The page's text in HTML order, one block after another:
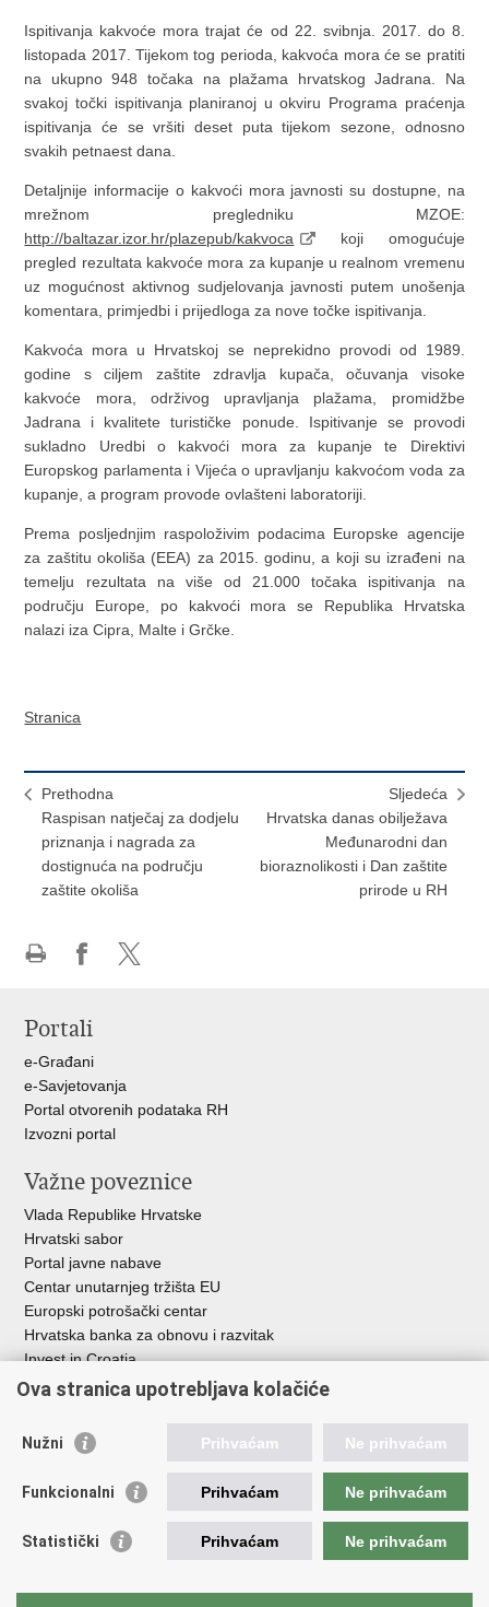
Ispitivanja kakvoće mora trajat će od 22. svibnja. 2017. do 8.
listopada 2017. Tijekom tog perioda, kakvoća mora će se pratiti
na ukupno 948 točaka na plažama hrvatskog Jadrana. Na
svakoj točki ispitivanja planiranoj u okviru Programa praćenja
ispitivanja će se vršiti deset puta tijekom sezone, odnosno
svakih petnaest dana.
Detaljnije informacije o kakvoći mora javnosti su dostupne, na
mrežnom pregledniku MZOE:
http://baltazar.izor.hr/plazepub/kakvoca
koji omogućuje
pregled rezultata kakvoće mora za kupanje u realnom vremenu
uz mogućnost aktivnog sudjelovanja javnosti putem unošenja
komentara, primjedbi i prijedloga za nove točke ispitivanja.
Kakvoća mora u Hrvatskoj se neprekidno provodi od 1989.
godine s ciljem zaštite zdravlja kupača, očuvanja visoke
kakvoće mora, održivog upravljanja plažama, promidžbe
Jadrana i kvalitete turističke ponude. Ispitivanje se provodi
sukladno Uredbi o kakvoći mora za kupanje te Direktivi
Europskog parlamenta i Vijeća o upravljanju kakvoćom voda za
kupanje, a program provode ovlašteni laboratoriji.
Prema posljednjim raspoloživim podacima Europske agencije
za zaštitu okoliša (EEA) za 2015. godinu, a koji su izrađeni na
temelju rezultata na više od 21.000 točaka ispitivanja na
području Europe, po kakvoći mora se Republika Hrvatska
nalazi iza Cipra, Malte i Grčke.
Stranica
Prethodna
Raspisan natječaj za dodjelu
priznanja i nagrada za
dostignuća na području
zaštite okoliša
Sljedeća
Hrvatska danas obilježava
Međunarodni dan
bioraznolikosti i Dan zaštite
prirode u RH
Facebooku
Portali
e-Građani
e-Savjetovanja
Portal otvorenih podataka RH
Izvozni portal
Važne poveznice
Vlada Republike Hrvatske
Hrvatski sabor
Portal javne nabave
Centar unutarnjeg tržišta EU
Europski potrošački centar
Hrvatska banka za obnovu i razvitak
Invest in Croatia
Europska banka za obnovu i razvoj
Središnja agencija za financiranje i ugovaranje
Institucije i javne ustanove u nadležnosti
Ministarstva
Agencija za ugljikovodike
Ova stranica upotrebljava kolačiće
Nužni Prihvaćam Ne prihvaćam
Funkcionalni Prihvaćam Ne prihvaćam
Statistički Prihvaćam Ne prihvaćam